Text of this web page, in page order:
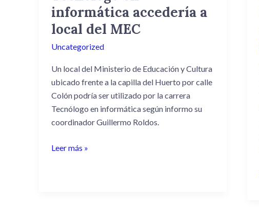
informática accedería a
local del MEC
Uncategorized
Un local del Ministerio de Educación y Cultura
ubicado frente a la capilla del Huerto por calle
Colón podría ser utilizado por la carrera
Tecnólogo en informática según informo su
coordinador Guillermo Roldos.
en
informática
accedería
a
del
MEC
Leer más »